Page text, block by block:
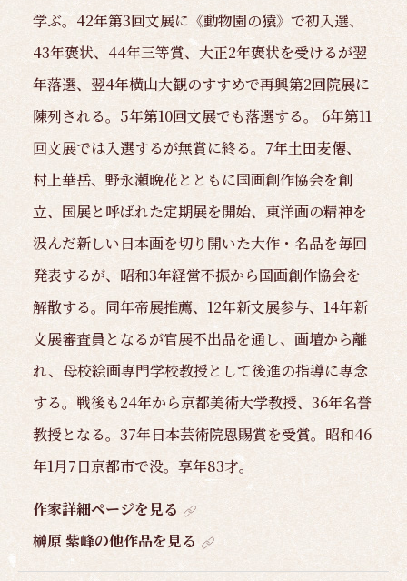
学ぶ。42年第3回文展に《動物園の猿》で初入選、
43年褒状、44年三等賞、大正2年褒状を受けるが翌
年落選、翌4年横山大観のすすめで再興第2回院展に
陳列される。5年第10回文展でも落選する。 6年第11
回文展では入選するが無賞に終る。7年土田麦僊、
村上華岳、野永瀬晩花とともに国画創作協会を創
立、国展と呼ばれた定期展を開始、東洋画の精神を
汲んだ新しい日本画を切り開いた大作・名品を毎回
発表するが、昭和3年経営不振から国画創作協会を
解散する。同年帝展推薦、12年新文展参与、14年新
文展審査員となるが官展不出品を通し、画壇から離
れ、母校絵画専門学校教授として後進の指導に専念
する。戦後も24年から京都美術大学教授、36年名誉
教授となる。37年日本芸術院恩賜賞を受賞。昭和46
年1月7日京都市で没。享年83才。
作家詳細ページを見る
榊原 紫峰の他作品を見る